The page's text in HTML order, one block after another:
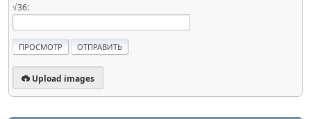
√36:
Upload images